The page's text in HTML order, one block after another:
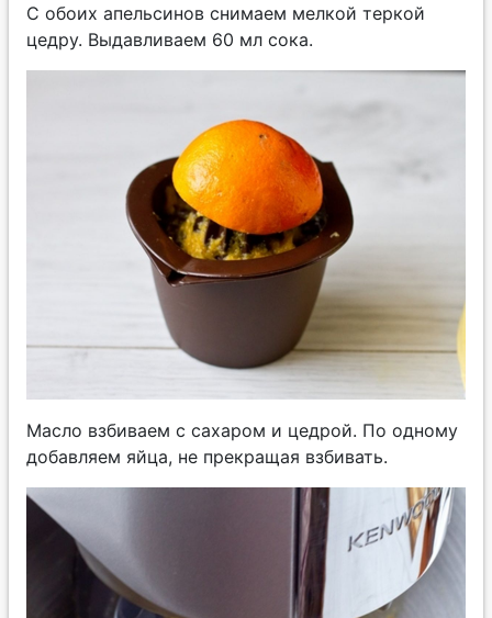
С обоих апельсинов снимаем мелкой теркой
цедру. Выдавливаем 60 мл сока.
Масло взбиваем с сахаром и цедрой. По одному
добавляем яйца, не прекращая взбивать.